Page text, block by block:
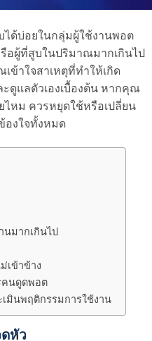
ได้บ่อยในกลุ่มผู้ใช้งานพอต
อผู้ที่สูบในปริมาณมากเกินไป
ข้าใจสาเหตุที่ทำให้เกิด
ดูแลตัวเองเบื้องต้น หากคุณ
ไหม ควรหยุดใช้หรือเปลี่ยน
องใจทั้งหมด
นมากเกินไป
เข้าข้าง
คนดูดพอต
มินพฤติกรรมการใช้งาน
หัว